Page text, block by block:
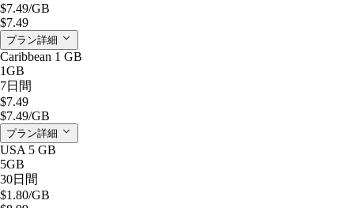
$7.49/GB
$7.49
プラン詳細
Caribbean 1 GB
1GB
7日間
$7.49
$7.49/GB
プラン詳細
USA 5 GB
5GB
30日間
$1.80/GB